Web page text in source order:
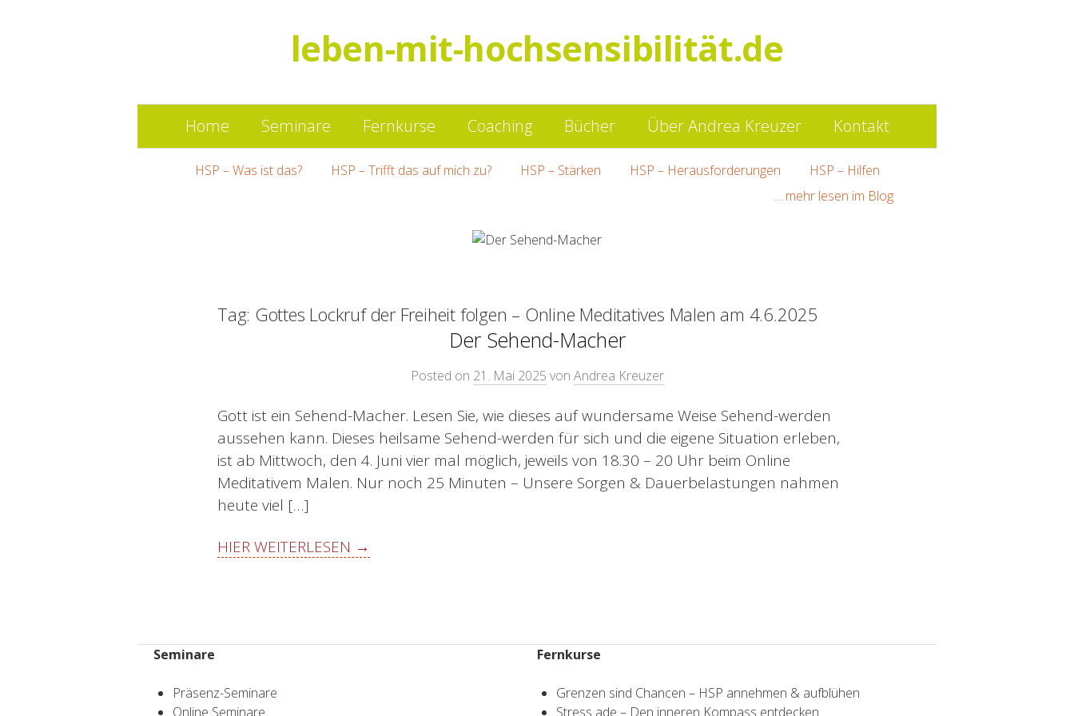
leben-mit-hochsensibilität.de
Springe
zum
Home Seminare Fernkurse Coaching Bücher Über Andrea Kreuzer Kontakt
HSP – Was ist das? HSP – Trifft das auf mich zu? HSP – Stärken HSP – Herausforderungen
HSP – Hilfen
… mehr lesen im Blog
Tag: Gottes Lockruf der Freiheit folgen – Online Meditatives Malen am 4.6.2025
Der Sehend-Macher
Posted on 21. Mai 2025 von Andrea Kreuzer
Gott ist ein Sehend-Macher. Lesen Sie, wie dieses auf wundersame Weise Sehend-werden
aussehen kann. Dieses heilsame Sehend-werden für sich und die eigene Situation erleben,
ist ab Mittwoch, den 4. Juni vier mal möglich, jeweils von 18.30 – 20 Uhr beim Online
Meditativem Malen. Nur noch 25 Minuten – Unsere Sorgen & Dauerbelastungen nahmen
heute viel […]
HIER WEITERLESEN →
Fernkurse
Grenzen sind Chancen – HSP annehmen & aufblühen
Stress ade – Den inneren Kompass entdecken
Seminare
Präsenz-Seminare
Online Seminare